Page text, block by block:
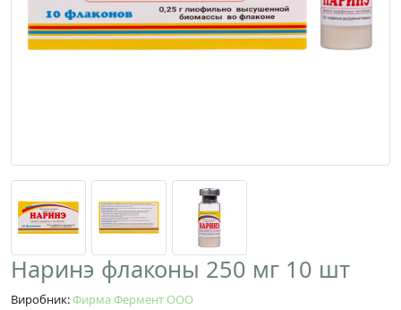
Наринэ флаконы 250 мг 10 шт
Виробник:Фирма Фермент ООО